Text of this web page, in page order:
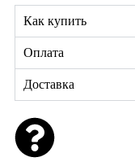
Как купить
Оплата
Доставка